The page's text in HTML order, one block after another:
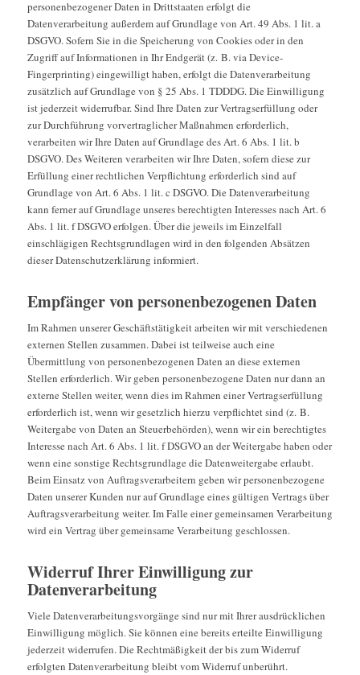
personenbezogener Daten in Drittstaaten erfolgt die
Datenverarbeitung außerdem auf Grundlage von Art. 49 Abs. 1 lit. a
DSGVO. Sofern Sie in die Speicherung von Cookies oder in den
Zugriff auf Informationen in Ihr Endgerät (z. B. via Device-
Fingerprinting) eingewilligt haben, erfolgt die Datenverarbeitung
zusätzlich auf Grundlage von § 25 Abs. 1 TDDDG. Die Einwilligung
ist jederzeit widerrufbar. Sind Ihre Daten zur Vertragserfüllung oder
zur Durchführung vorvertraglicher Maßnahmen erforderlich,
verarbeiten wir Ihre Daten auf Grundlage des Art. 6 Abs. 1 lit. b
DSGVO. Des Weiteren verarbeiten wir Ihre Daten, sofern diese zur
Erfüllung einer rechtlichen Verpflichtung erforderlich sind auf
Grundlage von Art. 6 Abs. 1 lit. c DSGVO. Die Datenverarbeitung
kann ferner auf Grundlage unseres berechtigten Interesses nach Art. 6
Abs. 1 lit. f DSGVO erfolgen. Über die jeweils im Einzelfall
einschlägigen Rechtsgrundlagen wird in den folgenden Absätzen
dieser Datenschutzerklärung informiert.
Empfänger von personenbezogenen Daten
Im Rahmen unserer Geschäftstätigkeit arbeiten wir mit verschiedenen
externen Stellen zusammen. Dabei ist teilweise auch eine
Übermittlung von personenbezogenen Daten an diese externen
Stellen erforderlich. Wir geben personenbezogene Daten nur dann an
externe Stellen weiter, wenn dies im Rahmen einer Vertragserfüllung
erforderlich ist, wenn wir gesetzlich hierzu verpflichtet sind (z. B.
Weitergabe von Daten an Steuerbehörden), wenn wir ein berechtigtes
Interesse nach Art. 6 Abs. 1 lit. f DSGVO an der Weitergabe haben oder
wenn eine sonstige Rechtsgrundlage die Datenweitergabe erlaubt.
Beim Einsatz von Auftragsverarbeitern geben wir personenbezogene
Daten unserer Kunden nur auf Grundlage eines gültigen Vertrags über
Auftragsverarbeitung weiter. Im Falle einer gemeinsamen Verarbeitung
wird ein Vertrag über gemeinsame Verarbeitung geschlossen.
Widerruf Ihrer Einwilligung zur
Datenverarbeitung
Viele Datenverarbeitungsvorgänge sind nur mit Ihrer ausdrücklichen
Einwilligung möglich. Sie können eine bereits erteilte Einwilligung
jederzeit widerrufen. Die Rechtmäßigkeit der bis zum Widerruf
erfolgten Datenverarbeitung bleibt vom Widerruf unberührt.